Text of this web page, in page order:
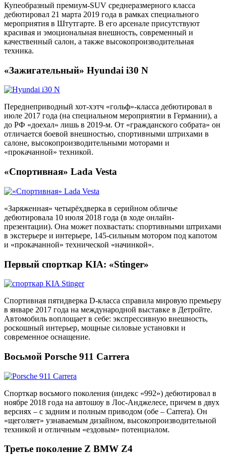
Купеобразный премиум-SUV среднеразмерного класса
дебютировал 21 марта 2019 года в рамках специального
мероприятия в Штутгарте. В его арсенале присутствуют
красивая и эмоциональная внешность, современный и
качественный салон, а также высокопроизводительная
техника.
«Зажигательный» Hyundai i30 N
Переднеприводный хот-хэтч «гольф»-класса дебютировал в
июле 2017 года (на специальном мероприятии в Германии), а
до РФ «доехал» лишь в 2019-м. От «гражданского собрата» он
отличается боевой внешностью, спортивными штрихами в
салоне, высокопроизводительными моторами и
«прокачанной» техникой.
«Спортивная» Lada Vesta
«Заряженная» четырёхдверка в серийном обличье
дебютировала 10 июля 2018 года (в ходе онлайн-
презентации). Она может похвастать: спортивными штрихами
в экстерьере и интерьере, 145-сильным мотором под капотом
и «прокачанной» технической «начинкой».
Первый спорткар KIA: «Stinger»
Спортивная пятидверка D-класса справила мировую премьеру
в январе 2017 года на международной выставке в Детройте.
Автомобиль воплощает в себе: экспрессивную внешность,
роскошный интерьер, мощные силовые установки и
современное оснащение.
Восьмой Porsche 911 Carrera
Спорткар восьмого поколения (индекс «992») дебютировал в
ноябре 2018 года на автошоу в Лос-Анджелесе, причем в двух
версиях – с задним и полным приводом (обе – Carrera). Он
«щеголяет» узнаваемым дизайном, высокопроизводительной
техникой и отличным «ездовым» потенциалом.
Третье поколение Z BMW Z4